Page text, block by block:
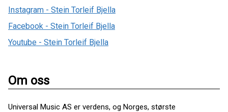
Instagram - Stein Torleif Bjella
Facebook - Stein Torleif Bjella
Youtube - Stein Torleif Bjella
Om oss
Universal Music AS er verdens, og Norges, største